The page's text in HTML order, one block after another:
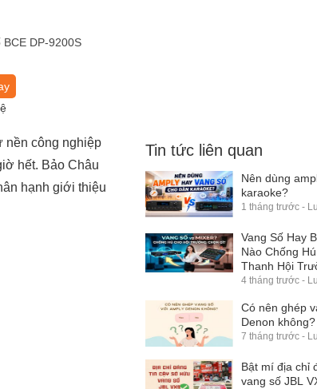
BCE DP-9200S
nền công nghiệp
hết. Bảo Châu
hạnh giới thiệu
Tin tức liên quan
Nên dùng
karaoke?
1 tháng trước -
Vang Số Hay
Nào Chống
Thanh Hội
4 tháng trước -
Có nên ghép
Denon không?
7 tháng trước -
Bật mí địa chỉ
vang số JBL